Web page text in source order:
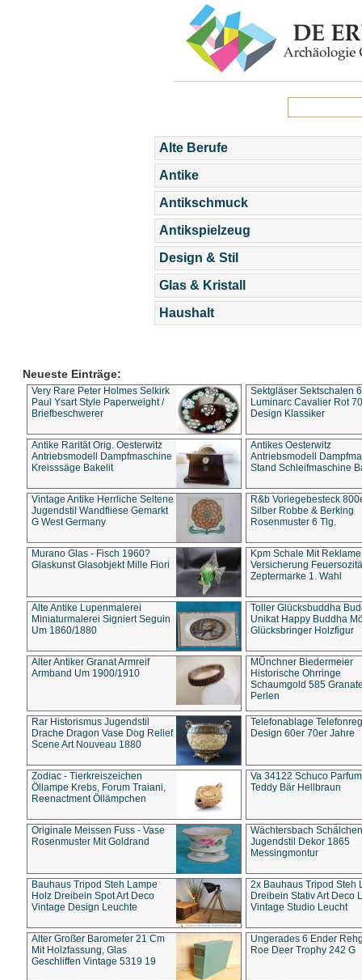
Alte Berufe
Antike
Antikschmuck
Antikspielzeug
Design & Stil
Glas & Kristall
Haushalt
Neueste Einträge:
Very Rare Peter Holmes Selkirk
Paul Ysart Style Paperweight /
Briefbeschwerer
Sektgläser Sektschalen
Luminarc Cavalier Rot
Design Klassiker
Antike Rarität Orig. Oesterwitz
Antriebsmodell Dampfmaschine
Kreisssäge Bakelit
Antikes Oesterwitz
Antriebsmodell
Stand Schleifmaschine
Vintage Antike Herrliche Seltene
Jugendstil Wandfliese Gemarkt
G West Germany
R&b Vorlegebesteck
Silber Robbe & Berking
Rosenmuster 6 Tlg.
Murano Glas - Fisch 1960?
Glaskunst Glasobjekt Mille Fiori
Kpm Schale Mit Reklame
Versicherung
Zeptermarke 1. Wahl
Alte Antike Lupenmalerei
Miniaturmalerei Signiert Seguin
Um 1860/1880
Toller Glücksbuddha
Unikat Happy Buddha
Glücksbringer Holzfigur
Alter Antiker Granat Armreif
Armband Um 1900/1910
MÜnchner Biedermeier
Historische Ohrringe
Schaumgold 585
Perlen
Rar Historismus Jugendstil
Drache Dragon Vase Dog Relief
Scene Art Nouveau 1880
Telefonablage
Design 60er 70er Jahre
Zodiac - Tierkreiszeichen
Öllampe Krebs, Forum Traiani,
Reenactment Öllämpchen
Va 34122 Schuco
Teddy Bär Hellbraun
Originale Meissen Fuss - Vase
Rosenmuster Mit Goldrand
Wächtersbach Schälchen
Jugendstil Dekor 1865
Messingmontur
Bauhaus Tripod Steh Lampe
Holz Dreibein Spot Art Deco
Vintage Design Leuchte
2x Bauhaus Tripod Steh
Dreibein Stativ Art Deco
Vintage Studio Leucht
Alter Großer Barometer 21 Cm
Mit Holzfassung, Glas
Geschliffen Vintage 5319 19
Ungerades 6 Ender
Roe Deer Trophy 242 G